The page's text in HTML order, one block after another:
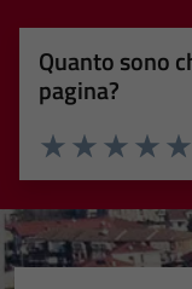
Quanto sono
pagina?
Valuta
Valuta 3
Valuta 2 stelle
Valuta 1 stelle su 5